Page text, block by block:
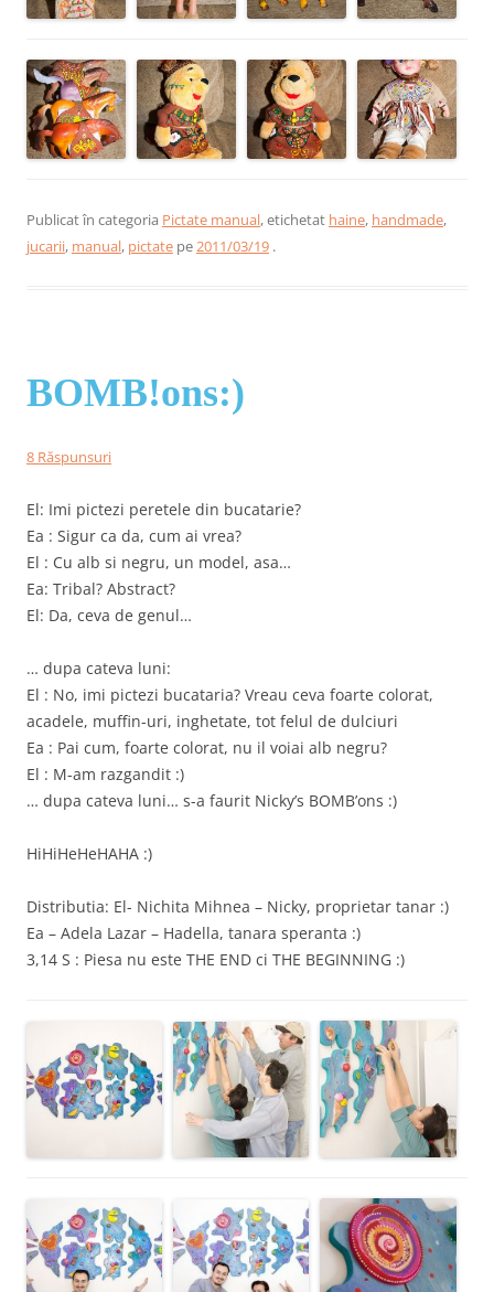
Publicat în categoria Pictate manual, etichetat haine, handmade,
jucarii, manual, pictate pe2011/03/19 .
BOMB!ons:)
8 Răspunsuri
El: Imi pictezi peretele din bucatarie?
Ea : Sigur ca da, cum ai vrea?
El : Cu alb si negru, un model, asa…
Ea: Tribal? Abstract?
El: Da, ceva de genul…
… dupa cateva luni:
El : No, imi pictezi bucataria? Vreau ceva foarte colorat,
acadele, muffin-uri, inghetate, tot felul de dulciuri
Ea : Pai cum, foarte colorat, nu il voiai alb negru?
El : M-am razgandit :)
… dupa cateva luni… s-a faurit Nicky’s BOMB’ons :)
HiHiHeHeHAHA :)
Distributia: El- Nichita Mihnea – Nicky, proprietar tanar :)
Ea – Adela Lazar – Hadella, tanara speranta :)
3,14 S : Piesa nu este THE END ci THE BEGINNING :)